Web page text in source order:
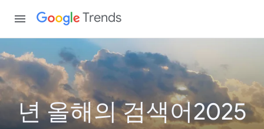
Trends
년 올해의 검색어2025